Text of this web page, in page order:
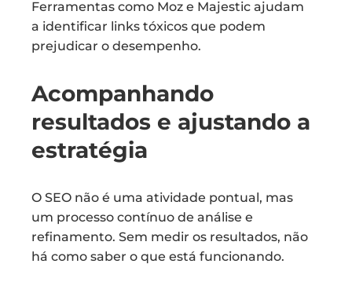
Ferramentas como Moz e Majestic ajudam
a identificar links tóxicos que podem
prejudicar o desempenho.
Acompanhando
resultados e ajustando a
estratégia
O SEO não é uma atividade pontual, mas
um processo contínuo de análise e
refinamento. Sem medir os resultados, não
há como saber o que está funcionando.